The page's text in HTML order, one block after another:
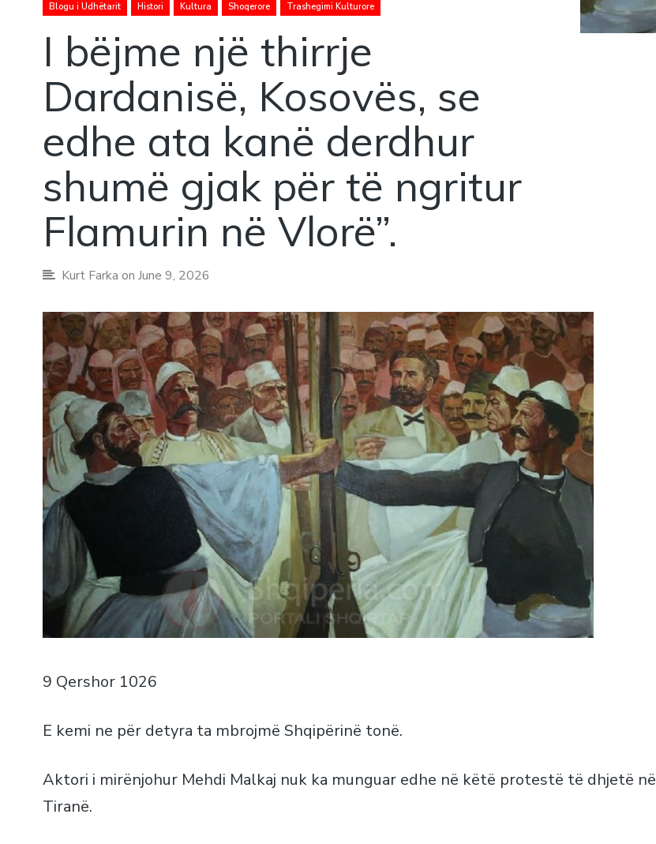
Blogu i Udhëtarit Histori Kultura Shoqerore Trashegimi Kulturore
I bëjme një thirrje
Dardanisë, Kosovës, se
edhe ata kanë derdhur
shumë gjak për të ngritur
Flamurin në Vlorë”.
Kurt Farka on June 9, 2026
9 Qershor 1026
E kemi ne për detyra ta mbrojmë Shqipërinë tonë.
Aktori i mirënjohur Mehdi Malkaj nuk ka munguar edhe në këtë protestë të dhjetë në
Tiranë.